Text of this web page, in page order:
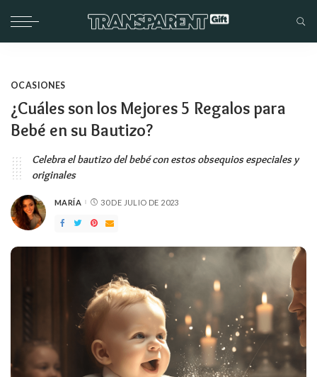
OCASIONES
¿Cuáles son los Mejores 5 Regalos para
Bebé en su Bautizo?
Celebra el bautizo del bebé con estos obsequios especiales y
originales
PUBLICADO
MARÍA 30 DE JULIO DE 2023